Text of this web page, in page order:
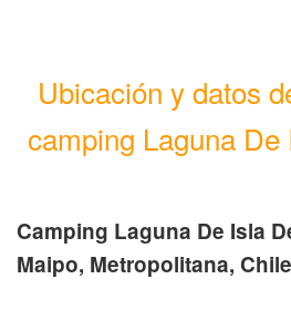
Ubicación y datos
camping Laguna
Camping Laguna De Isla
Maipo, Metropolitana, Chile